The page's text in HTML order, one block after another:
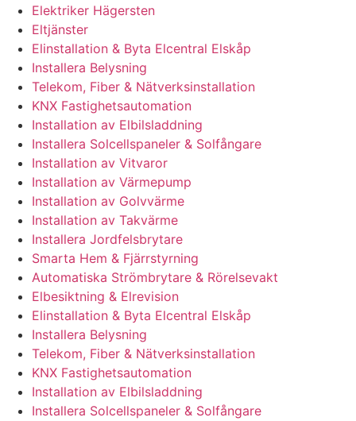
Elektriker Hägersten
Eltjänster
Elinstallation & Byta Elcentral Elskåp
Installera Belysning
Telekom, Fiber & Nätverksinstallation
KNX Fastighetsautomation
Installation av Elbilsladdning
Installera Solcellspaneler & Solfångare
Installation av Vitvaror
Installation av Värmepump
Installation av Golvvärme
Installation av Takvärme
Installera Jordfelsbrytare
Smarta Hem & Fjärrstyrning
Automatiska Strömbrytare & Rörelsevakt
Elbesiktning & Elrevision
Elinstallation & Byta Elcentral Elskåp
Installera Belysning
Telekom, Fiber & Nätverksinstallation
KNX Fastighetsautomation
Installation av Elbilsladdning
Installera Solcellspaneler & Solfångare